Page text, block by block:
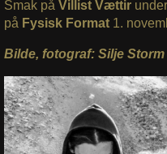
Smak på Villist Vættir
på Fysisk Format1.
Bilde, fotograf: Silje